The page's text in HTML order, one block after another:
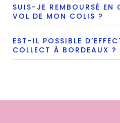
SUIS-JE REMBOURSÉ EN
VOL DE MON COLIS ?
EST-IL POSSIBLE
COLLECT À BORDEAUX ?